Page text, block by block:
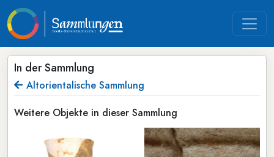
In der Sammlung
Altorientalische Sammlung
Weitere Objekte in dieser Sammlung